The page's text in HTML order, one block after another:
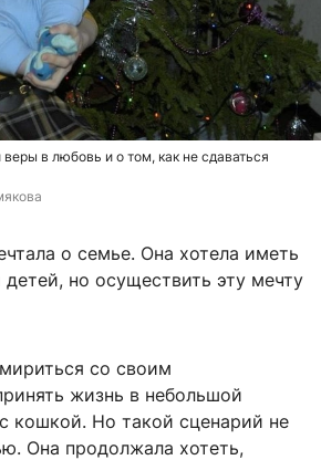
в любовь и о том, как не сдаваться
о семье. Она хотела иметь
но осуществить эту мечту
со своим
жизнь в небольшой
кошкой. Но такой сценарий не
Она продолжала хотеть,